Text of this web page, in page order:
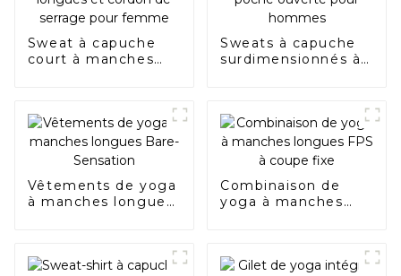
Sweat à capuche
court à manches
Sweats à capuche
surdimensionnés à
Vêtements de yoga
à manches longues
Combinaison de
yoga à manches